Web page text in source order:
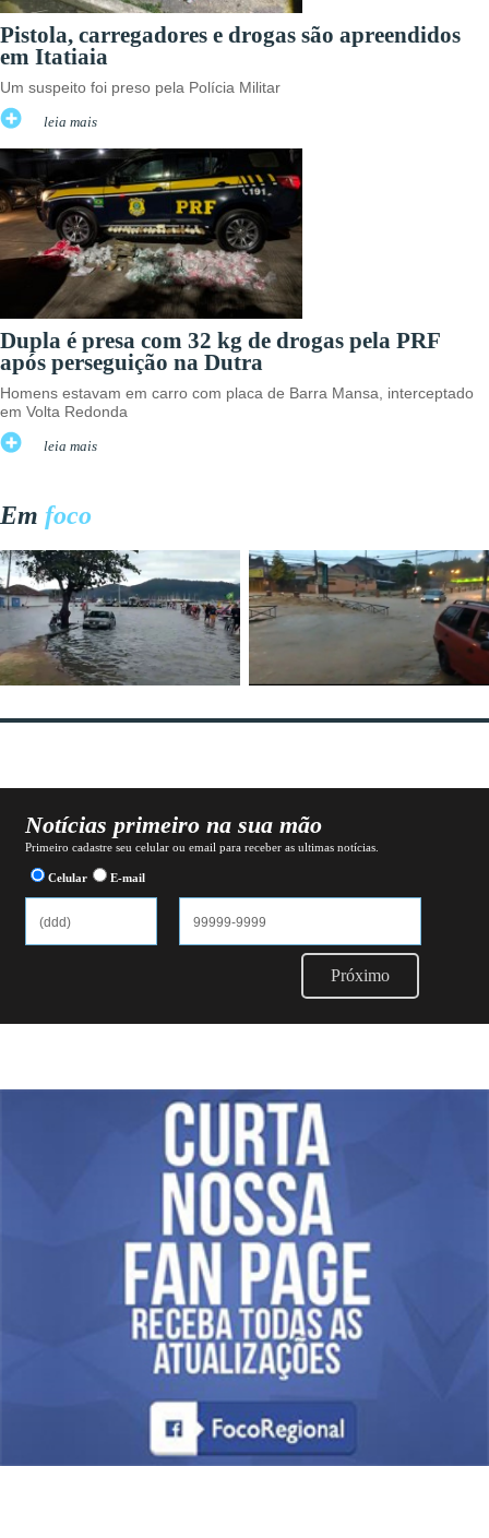
Pistola, carregadores e drogas são apreendidos
em Itatiaia
Um suspeito foi preso pela Polícia Militar
leia mais
Dupla é presa com 32 kg de drogas pela PRF
após perseguição na Dutra
Homens estavam em carro com placa de Barra Mansa, interceptado
em Volta Redonda
leia mais
Em foco
Notícias primeiro na sua mão
Primeiro cadastre seu celular ou email para receber as ultimas notícias.
Celular E-mail
Próximo